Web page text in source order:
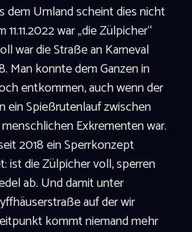
dem Umland scheint dies nicht
war „die Zülpicher“
war die Straße an Karneval
Man konnte dem Ganzen in
entkommen, auch wenn der
ein Spießrutenlauf zwischen
Exkrementen war.
2018 ein Sperrkonzept
ist die Zülpicher voll, sperren
ab. Und damit unter
auf der wir
kommt niemand mehr